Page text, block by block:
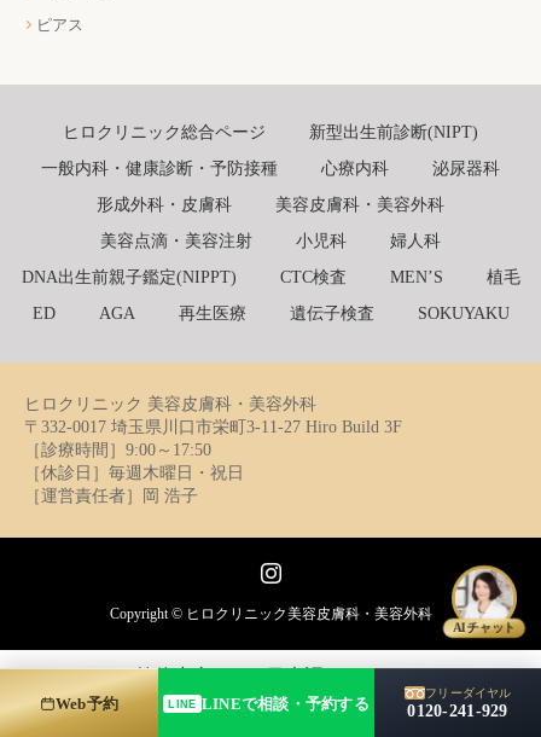
ピアス
ヒロクリニック総合ページ
新型出生前診断(NIPT)
一般内科・健康診断・予防接種
心療内科
泌尿器科
形成外科・皮膚科
美容皮膚科・美容外科
美容点滴・美容注射
小児科
婦人科
DNA出生前親子鑑定(NIPPT)
CTC検査 MEN’S
植毛
ED
AGA 再生医療 遺伝子検査 SOKUYAKU
ヒロクリニック 美容皮膚科・美容外科
〒332-0017 埼玉県川口市栄町3-11-27 Hiro Build 3F
［診療時間］9:00～17:50
［休診日］毎週木曜日・祝日
［運営責任者］岡 浩子
Copyright © ヒロクリニック美容皮膚科・美容外科
AIチャット
简体中文 English
Web予約 LINE LINEで相談・予約する
フリーダイヤル
0120-241-929